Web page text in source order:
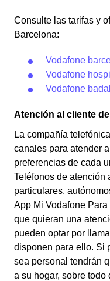
Consulte las tarifas y
Barcelona:
Vodafone
Vodafone
Vodafone
Atención al cliente
La compañía
canales para atender
preferencias de cada
Teléfonos de atención
particulares,
App Mi Vodafone
que quieran una
pueden optar por
disponen para ello. Si
sea personal tendrán
a su hogar, sobre